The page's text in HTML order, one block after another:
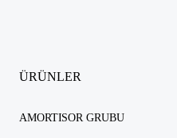
ÜRÜNLER
AMORTISOR GRUBU